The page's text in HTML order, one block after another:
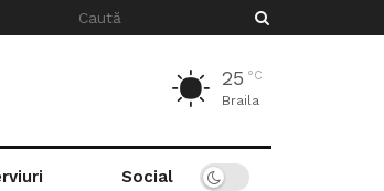
25 °C
Braila
Social